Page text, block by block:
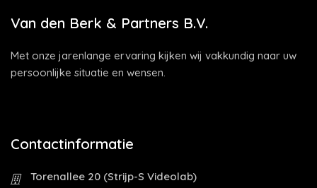
Van den Berk & Partners B.V.
Met onze jarenlange ervaring kijken wij vakkundig naar uw
persoonlijke situatie en wensen.
Contactinformatie
Torenallee 20 (Strijp-S Videolab)